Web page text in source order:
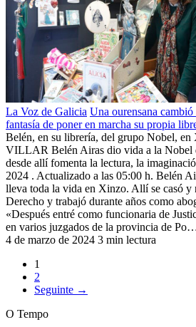
La Voz de Galicia Una ourensana cambió
fantasía de poner en marcha su propia
Belén, en su librería, del grupo Nobel,
VILLAR Belén Airas dio vida a la Nobel
desde allí fomenta la lectura, la
2024 . Actualizado a las 05:00 h. Belén
lleva toda la vida en Xinzo. Allí se casó y
Derecho y trabajó durante años como
«Después entré como funcionaria de
en varios juzgados de la provincia de
4 de marzo de 2024 3 min lectura
1
2
Seguinte →
O Tempo